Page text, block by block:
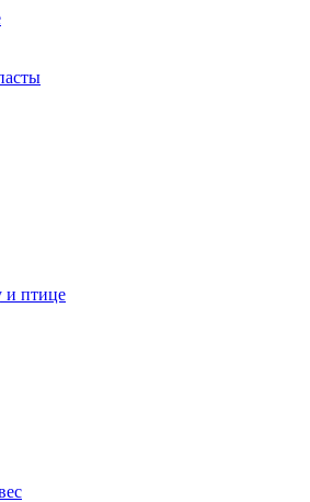
и птице